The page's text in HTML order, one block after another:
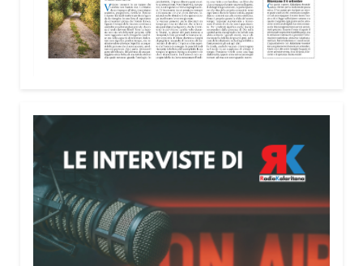
un confronto inserito nel percorso “Cagliari Città
della Pace e del Mediterraneo”, progetto che
promuove il dialogo e la collaborazione tra le
libanese del Consiglio dei Giovani del
Mediterraneo della CEI: «Il campo è molto più di
un’esperienza di volontariato: è un’opportunità per
costruire relazioni attraverso il servizio, linguaggio
universale capace di unire persone diverse».
Condividi: